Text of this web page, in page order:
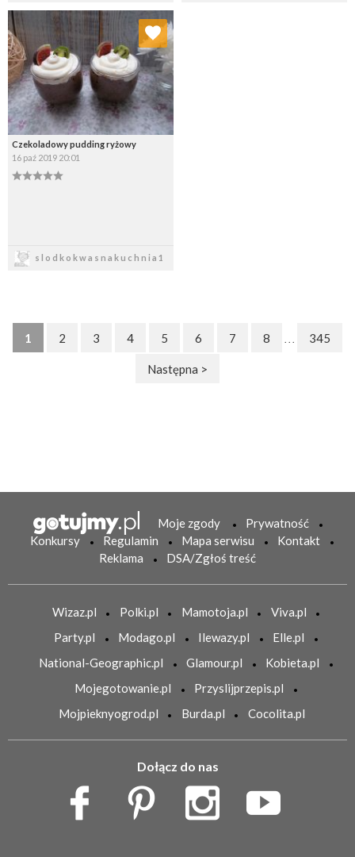
Czekoladowy pudding ryżowy
16 paź 2019 20:01
slodkokwasnakuchnia1
Dodaj do ulubionych
Wybierz listę:
1 2 3 4 5 6 7 8 345
Następna >
Moje zgody
Prywatność
Konkursy
Regulamin Mapa serwisu
Kontakt
Reklama
DSA/Zgłoś treść
Wizaz.pl Polki.pl Mamotoja.pl
Viva.pl
Party.pl
Modago.pl Ilewazy.pl
Elle.pl
National-Geographic.pl
Glamour.pl
Kobieta.pl
Mojegotowanie.pl
Przyslijprzepis.pl
Mojpieknyogrod.pl
Burda.pl Cocolita.pl
Dołącz do nas